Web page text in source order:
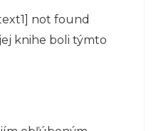
not found
knihe boli týmto